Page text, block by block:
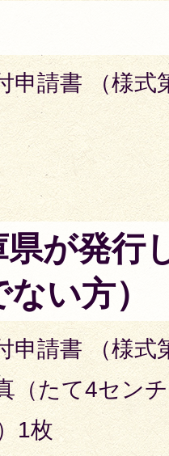
申請書 （様式
が発行
い方）
申請書 （様式
（たて4セン
1枚